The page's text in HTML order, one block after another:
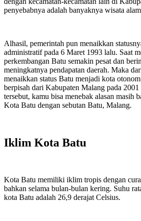
penyebabnya adalah banyaknya wisata
Alhasil, pemerintah pun menaikkan
administratif pada 6 Maret 1993 lalu. Saat
perkembangan Batu semakin pesat dan
meningkatnya pendapatan daerah. Maka
menaikkan status Batu menjadi kota
berpisah dari Kabupaten Malang pada
tersebut, kamu bisa menebak alasan masih
Kota Batu dengan sebutan Batu, Malang.
Iklim Kota Batu
Kota Batu memiliki iklim tropis dengan
bahkan selama bulan-bulan kering. Suhu
kota Batu adalah 26,9 derajat Celsius.